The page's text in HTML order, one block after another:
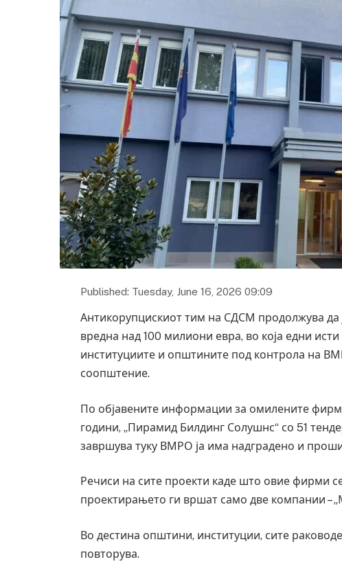
Published: Tuesday, June 16, 2026 09:09
Антикорупцискиот тим на СДСМ продолжува да
вредна над 100 милиони евра, во која едни
институциите и општините под контрола на
соопштение.
По објавените информации за омилените
години, „Пирамид Билдинг Солушнс“ со 51
завршува туку ВМРО ја има надградено и
Речиси на сите проекти каде што овие фирми
проектирањето ги вршат само две компании –
Во дестина општини, институции, сите
повторува.